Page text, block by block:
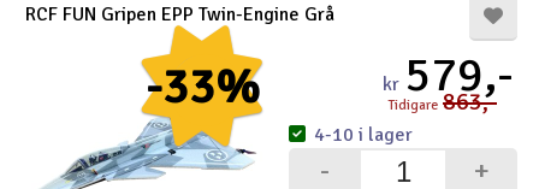
-33%
RCF FUN Gripen EPP Twin-Engine Grå
kr 579,-
Tidigare 863,-
+
-
4-10 i lager